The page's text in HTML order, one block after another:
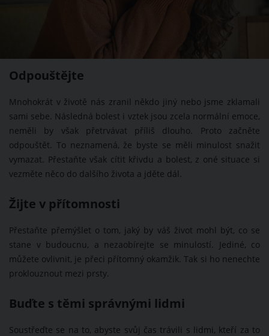
Odpouštějte
Mnohokrát v životě nás zranil někdo jiný nebo jsme zklamali
sami sebe. Následná bolest i vztek jsou zcela normální emoce,
neměli by však přetrvávat příliš dlouho. Proto začněte
odpouštět. To neznamená, že byste se měli minulost snažit
vymazat. Přestaňte však cítit křivdu a bolest, z oné situace si
vezměte něco do dalšího života a jděte dál.
Žijte v přítomnosti
Přestaňte přemýšlet o tom, jaký by váš život mohl být, co se
stane v budoucnu, a nezaobírejte se minulostí. Jediné, co
můžete ovlivnit, je přeci přítomný okamžik. Tak si ho nenechte
proklouznout mezi prsty.
Buďte s těmi správnými lidmi
Soustřeďte se na to, abyste svůj čas trávili s lidmi, kteří za to